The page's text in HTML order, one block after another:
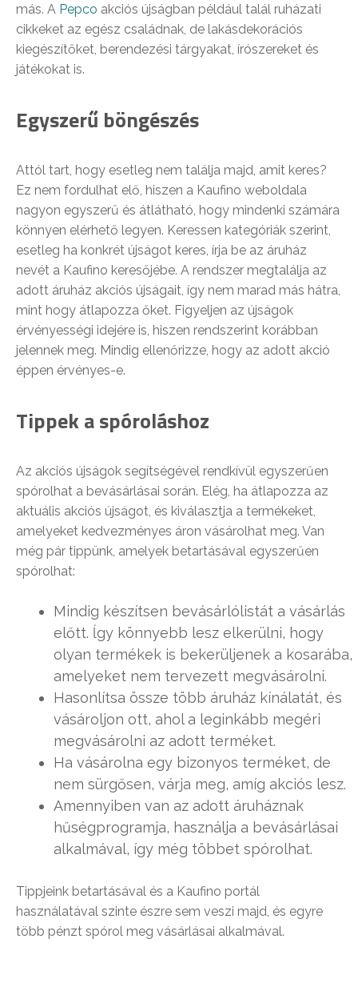
más. A Pepco akciós újságban például talál ruházati
cikkeket az egész családnak, de lakásdekorációs
kiegészítőket, berendezési tárgyakat, írószereket és
játékokat is.
Egyszerű böngészés
Attól tart, hogy esetleg nem találja majd, amit keres?
Ez nem fordulhat elő, hiszen a Kaufino weboldala
nagyon egyszerű és átlátható, hogy mindenki számára
könnyen elérhető legyen. Keressen kategóriák szerint,
esetleg ha konkrét újságot keres, írja be az áruház
nevét a Kaufino keresőjébe. A rendszer megtalálja az
adott áruház akciós újságait, így nem marad más hátra,
mint hogy átlapozza őket. Figyeljen az újságok
érvényességi idejére is, hiszen rendszerint korábban
jelennek meg. Mindig ellenőrizze, hogy az adott akció
éppen érvényes-e.
Tippek a spóroláshoz
Az akciós újságok segítségével rendkívül egyszerűen
spórolhat a bevásárlásai során. Elég, ha átlapozza az
aktuális akciós újságot, és kiválasztja a termékeket,
amelyeket kedvezményes áron vásárolhat meg. Van
még pár tippünk, amelyek betartásával egyszerűen
spórolhat:
Mindig készítsen bevásárlólistát a vásárlás
előtt. ĺgy könnyebb lesz elkerülni, hogy
olyan termékek is bekerüljenek a kosarába,
amelyeket nem tervezett megvásárolni.
Hasonlítsa össze több áruház kínálatát, és
vásároljon ott, ahol a leginkább megéri
megvásárolni az adott terméket.
Ha vásárolna egy bizonyos terméket, de
nem sürgősen, várja meg, amíg akciós lesz.
Amennyiben van az adott áruháznak
hűségprogramja, használja a bevásárlásai
alkalmával, így még többet spórolhat.
Tippjeink betartásával és a Kaufino portál
használatával szinte észre sem veszi majd, és egyre
több pénzt spórol meg vásárlásai alkalmával.